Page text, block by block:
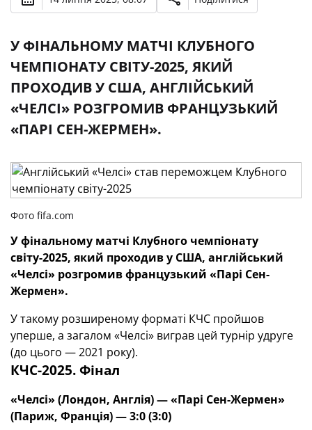
У ФІНАЛЬНОМУ МАТЧІ КЛУБНОГО
ЧЕМПІОНАТУ СВІТУ-2025, ЯКИЙ
ПРОХОДИВ У США, АНГЛІЙСЬКИЙ
«ЧЕЛСІ» РОЗГРОМИВ ФРАНЦУЗЬКИЙ
«ПАРІ СЕН-ЖЕРМЕН».
Фото fifa.com
У фінальному матчі Клубного чемпіонату
світу-2025, який проходив у США, англійський
«Челсі» розгромив французький «Парі Сен-
Жермен».
У такому розширеному форматі КЧС пройшов
уперше, а загалом «Челсі» виграв цей турнір удруге
(до цього — 2021 року).
КЧС-2025. Фінал
«Челсі» (Лондон, Англія) — «Парі Сен-Жермен»
(Париж, Франція) — 3:0 (3:0)